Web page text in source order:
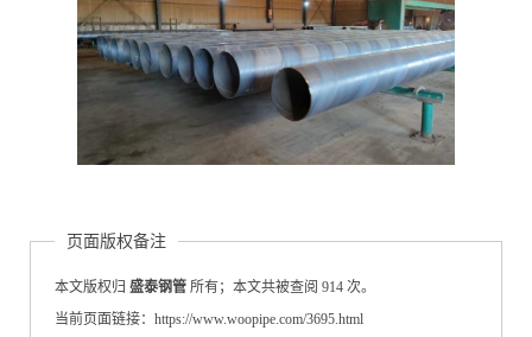
页面版权备注
本文版权归 盛泰钢管 所有；本文共被查阅 914 次。
当前页面链接：https://www.woopipe.com/3695.html